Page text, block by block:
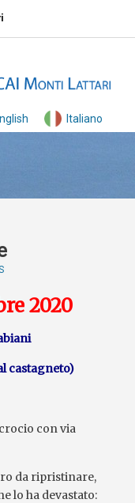
Italiano
2020
castagneto)
con via
da ripristinare,
lo ha devastato: